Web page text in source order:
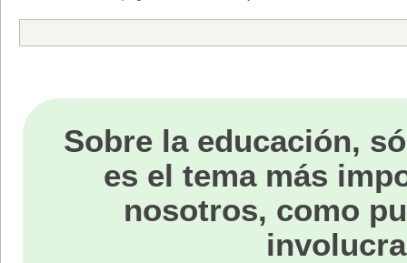
Sobre la educación,
es el tema más
nosotros, como